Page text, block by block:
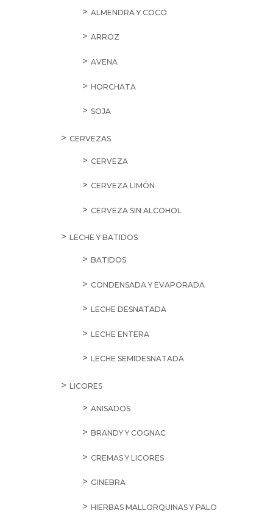
ALMENDRA Y COCO
ARROZ
AVENA
HORCHATA
SOJA
CERVEZAS
CERVEZA
CERVEZA LIMÓN
CERVEZA SIN ALCOHOL
LECHE Y BATIDOS
BATIDOS
CONDENSADA Y EVAPORADA
LECHE DESNATADA
LECHE ENTERA
LECHE SEMIDESNATADA
LICORES
ANISADOS
BRANDY Y COGNAC
CREMAS Y LICORES
GINEBRA
HIERBAS MALLORQUINAS Y PALO